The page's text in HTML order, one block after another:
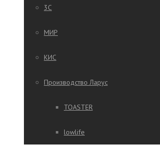
3C
МИР
КИС
Производство Ларус
TOASTER
lowlife